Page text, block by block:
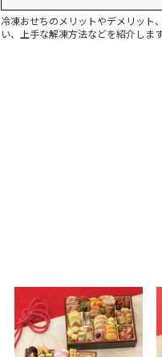
冷凍おせちのメリットやデメリット
い、上手な解凍方法などを紹介します